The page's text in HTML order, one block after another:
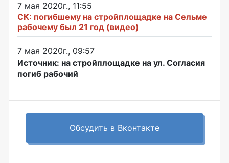
7 мая 2020г., 11:55
СК: погибшему на стройплощадке на Сельме
рабочему был 21 год (видео)
7 мая 2020г., 09:57
Источник: на стройплощадке на ул. Согласия
погиб рабочий
Обсудить в Вконтакте